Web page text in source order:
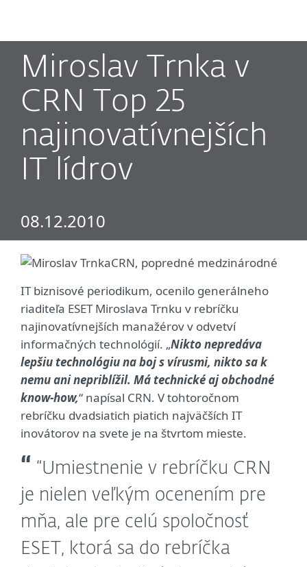
Miroslav Trnka v
CRN Top 25
najinovatívnejších
IT lídrov
08.12.2010
CRN, popredné medzinárodné
IT biznisové periodikum, ocenilo generálneho
riaditeľa ESET Miroslava Trnku v rebríčku
najinovatívnejších manažérov v odvetví
informačných technológií. „Nikto nepredáva
lepšiu technológiu na boj s vírusmi, nikto sa k
nemu ani nepriblížil. Má technické aj obchodné
know-how,“ napísal CRN. V tohtoročnom
rebríčku dvadsiatich piatich najväčších IT
inovátorov na svete je na štvrtom mieste.
“Umiestnenie v rebríčku CRN
je nielen veľkým ocenením pre
mňa, ale pre celú spoločnosť
ESET, ktorá sa do rebríčka